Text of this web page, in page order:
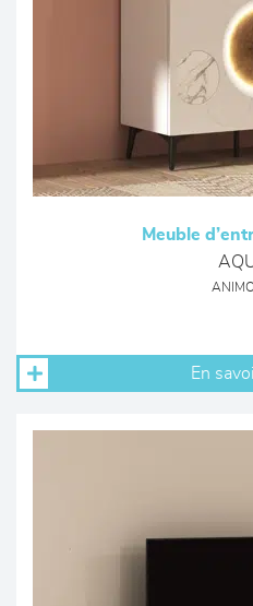
Meuble
En